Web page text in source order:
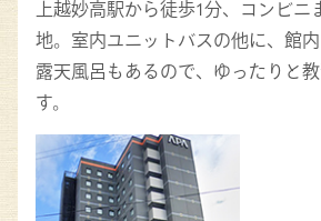
上越妙高駅から徒歩1分、コンビニ
地。室内ユニットバスの他に、館内
露天風呂もあるので、ゆったりと
す。